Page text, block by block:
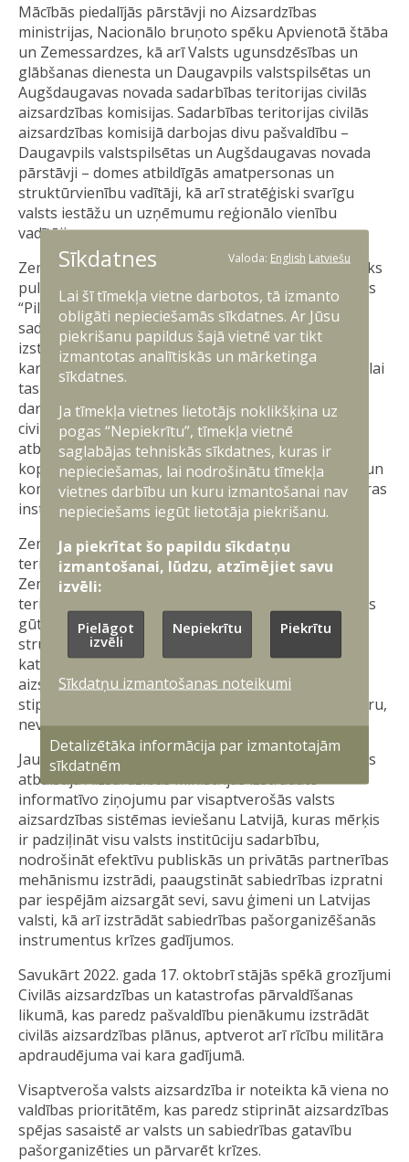
Mācībās piedalījās pārstāvji no Aizsardzības
ministrijas, Nacionālo bruņoto spēku Apvienotā štāba
un Zemessardzes, kā arī Valsts ugunsdzēsības un
glābšanas dienesta un Daugavpils valstspilsētas un
Augšdaugavas novada sadarbības teritorijas civilās
aizsardzības komisijas. Sadarbības teritorijas civilās
aizsardzības komisijā darbojas divu pašvaldību –
Daugavpils valstspilsētas un Augšdaugavas novada
pārstāvji – domes atbildīgās amatpersonas un
struktūrvienību vadītāji, kā arī stratēģiski svarīgu
valsts iestāžu un uzņēmumu reģionālo vienību
vadītāji.
Zemessardzes 3. Latgales brigādes štāba priekšnieks
pulkvežleitnants Oskars Purmalis atzina, ka mācības
“Pilskalns” ir sniegušas vērtīgas atziņas par
sadarbības teritorijas civilās aizsardzības komisijas
izstrādātā plāna – rīcībai militāra apdraudējuma vai
kara gadījumā, nepieciešamajiem papildinājumiem, lai
tas krīzes gadījumā būtu stūrakmens operatīvai
darbībai, pildot divas svarīgākās pamatfunkcijas –
civiliedzīvotāju pamatvajadzību nodrošināšanu un
atbalsta sniegšanu bruņotajiem spēkiem. Šādas
kopējas mācības veicina starpinstitūciju sadarbību un
komunikāciju, kā arī sniedz iespēju iedziļināties katras
institūcijas atbildībā un rīcībā krīzes situācijās.
Zemessardzes 3. Latgales brigādes atbildības
teritorijā kopš 2022. gada regulāri notiek
Zemessardzes bataljonu un pašvaldību sadarbības
teritoriju civilās aizsardzības komisiju mācības. Tajās
gūtās atziņas liecina, ka kopējas militāro un civilo
struktūru mācības ievērojami uzlabo izpratni par
katras organizācijas lomu visaptverošajā valsts
aizsardzībā, kurā viens no mērķiem ir sadarbības
stiprināšana starp valsts institūcijām, privāto sektoru,
nevalstiskajām organizācijām un iedzīvotājiem.
Jau ziņots, ka 2019. gada 8. janvārī Ministru kabinets
atbalstīja Aizsardzības ministrijas izstrādāto
informatīvo ziņojumu par visaptverošās valsts
aizsardzības sistēmas ieviešanu Latvijā, kuras mērķis
ir padziļināt visu valsts institūciju sadarbību,
nodrošināt efektīvu publiskās un privātās partnerības
mehānismu izstrādi, paaugstināt sabiedrības izpratni
par iespējām aizsargāt sevi, savu ģimeni un Latvijas
valsti, kā arī izstrādāt sabiedrības pašorganizēšanās
instrumentus krīzes gadījumos.
Savukārt 2022. gada 17. oktobrī stājās spēkā grozījumi
Civilās aizsardzības un katastrofas pārvaldīšanas
likumā, kas paredz pašvaldību pienākumu izstrādāt
civilās aizsardzības plānus, aptverot arī rīcību militāra
apdraudējuma vai kara gadījumā.
Visaptveroša valsts aizsardzība ir noteikta kā viena no
valdības prioritātēm, kas paredz stiprināt aizsardzības
spējas sasaistē ar valsts un sabiedrības gatavību
pašorganizēties un pārvarēt krīzes.
Sīkdatnes Valoda: English Latviešu
Lai šī tīmekļa vietne darbotos, tā izmanto
obligāti nepieciešamās sīkdatnes. Ar Jūsu
piekrišanu papildus šajā vietnē var tikt
izmantotas analītiskās un mārketinga
sīkdatnes.
Ja tīmekļa vietnes lietotājs noklikšķina uz
pogas “Nepiekrītu”, tīmekļa vietnē
saglabājas tehniskās sīkdatnes, kuras ir
nepieciešamas, lai nodrošinātu tīmekļa
vietnes darbību un kuru izmantošanai nav
nepieciešams iegūt lietotāja piekrišanu.
Ja piekrītat šo papildu sīkdatņu
izmantošanai, lūdzu, atzīmējiet savu
izvēli:
Pielāgot
izvēli
Nepiekrītu Piekrītu
Sīkdatņu izmantošanas noteikumi
Detalizētāka informācija par izmantotajām
sīkdatnēm